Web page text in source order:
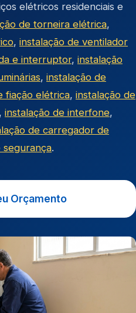
elétricos residenciais e
de torneira elétrica,
, instalação de ventilador
e interruptor, instalação
, instalação de
fiação elétrica, instalação de
instalação de interfone,
de carregador de
segurança.
Orçamento